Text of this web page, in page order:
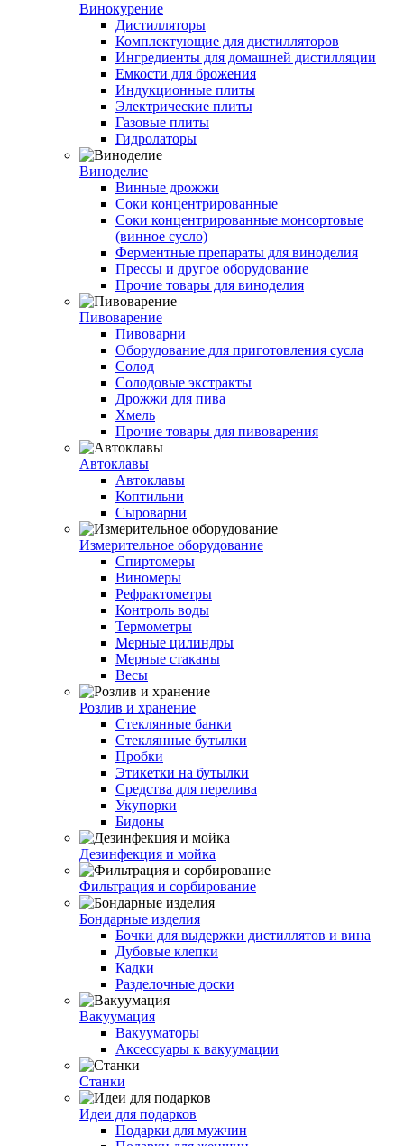
Винокурение
Дистилляторы
Комплектующие для дистилляторов
Ингредиенты для домашней дистилляции
Емкости для брожения
Индукционные плиты
Электрические плиты
Газовые плиты
Гидролаторы
Виноделие
Винные дрожжи
Соки концентрированные
Соки концентрированные монсортовые
(винное сусло)
Ферментные препараты для виноделия
Прессы и другое оборудование
Прочие товары для виноделия
Пивоварение
Пивоварни
Оборудование для приготовления сусла
Солод
Солодовые экстракты
Дрожжи для пива
Хмель
Прочие товары для пивоварения
Автоклавы
Автоклавы
Коптильни
Сыроварни
Измерительное оборудование
Спиртомеры
Виномеры
Рефрактометры
Контроль воды
Термометры
Мерные цилиндры
Мерные стаканы
Весы
Розлив и хранение
Стеклянные банки
Стеклянные бутылки
Пробки
Этикетки на бутылки
Средства для перелива
Укупорки
Бидоны
Дезинфекция и мойка
Фильтрация и сорбирование
Бондарные изделия
Бочки для выдержки дистиллятов и вина
Дубовые клепки
Кадки
Разделочные доски
Вакуумация
Вакууматоры
Аксессуары к вакуумации
Станки
Идеи для подарков
Подарки для мужчин